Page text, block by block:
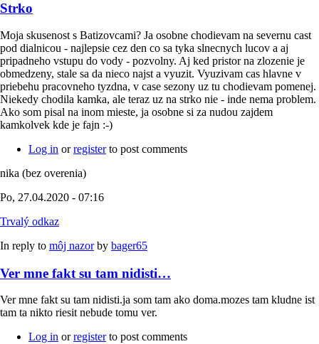
Strko
Moja skusenost s Batizovcami? Ja osobne chodievam na severnu cast
pod dialnicou - najlepsie cez den co sa tyka slnecnych lucov a aj
pripadneho vstupu do vody - pozvolny. Aj ked pristor na zlozenie je
obmedzeny, stale sa da nieco najst a vyuzit. Vyuzivam cas hlavne v
priebehu pracovneho tyzdna, v case sezony uz tu chodievam pomenej.
Niekedy chodila kamka, ale teraz uz na strko nie - inde nema problem.
Ako som pisal na inom mieste, ja osobne si za nudou zajdem
kamkolvek kde je fajn :-)
Log in orregisterto post comments
nika (bez overenia)
Po, 27.04.2020 - 07:16
Trvalý odkaz
In reply to môj nazorby bager65
Ver mne fakt su tam nidisti…
Ver mne fakt su tam nidisti.ja som tam ako doma.mozes tam kludne ist
tam ta nikto riesit nebude tomu ver.
Log in orregisterto post comments